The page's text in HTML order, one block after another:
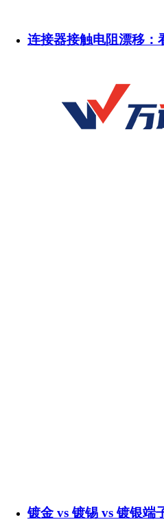
连接器接触电阻漂移：
镀金 vs 镀锡 vs 镀银端